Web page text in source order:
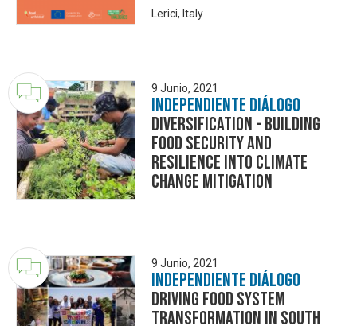
Lerici, Italy
9 Junio, 2021
Independiente Diálogo
Diversification - Building
food security and
resilience into climate
change mitigation
9 Junio, 2021
Independiente Diálogo
Driving Food System
Transformation in South